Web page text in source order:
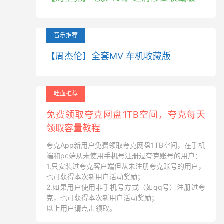
音乐推荐
【周杰伦】全套MV 车机收藏版
吐血推荐
免费领取夸克网盘1TB空间，夸克每天
领取容量教程
夸克App新用户免费领取夸克网盘1TB空间，在手机
端和pc端从未使用手机号注册过夸克账号的用户：
1.只安装过夸克客户端但从未注册夸克账号的用户，
也可获得本次新用户活动奖励；
2.如果用户使用非手机号方式（如qq号）注册过夸
克，也可获得本次新用户活动奖励；
以上用户请点击领取。